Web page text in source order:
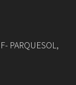
PARQUESOL,